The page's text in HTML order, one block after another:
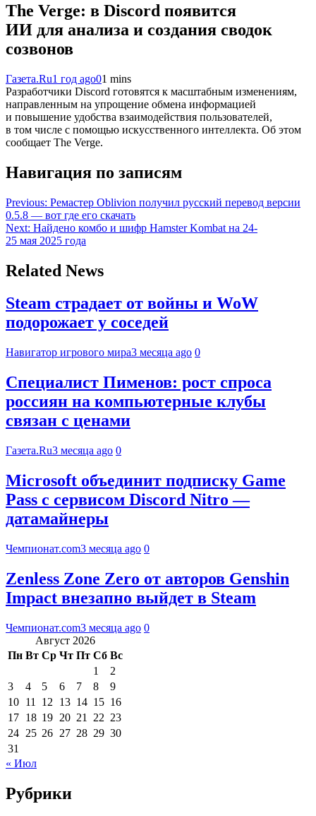
The Verge: в Discord появится
ИИ для анализа и создания сводок
созвонов
Газета.Ru1 год ago01 mins
Разработчики Discord готовятся к масштабным изменениям,
направленным на упрощение обмена информацией
и повышение удобства взаимодействия пользователей,
в том числе с помощью искусственного интеллекта. Об этом
сообщает The Verge.
Навигация по записям
Previous: Ремастер Oblivion получил русский перевод версии
0.5.8 — вот где его скачать
Next: Найдено комбо и шифр Hamster Kombat на 24-
25 мая 2025 года
Related News
Steam страдает от войны и WoW
подорожает у соседей
Навигатор игрового мира3 месяца ago 0
Специалист Пименов: рост спроса
россиян на компьютерные клубы
связан с ценами
Газета.Ru3 месяца ago 0
Microsoft объединит подписку Game
Pass с сервисом Discord Nitro —
датамайнеры
Чемпионат.com3 месяца ago 0
Zenless Zone Zero от авторов Genshin
Impact внезапно выйдет в Steam
Чемпионат.com3 месяца ago 0
Август 2026
Пн Вт Ср Чт Пт Сб Вс
1
2
3
4 5 6 7 8
9
10 11 12 13 14 15 16
17 18 19 20 21 22 23
24 25 26 27 28 29 30
31
« Июл
Рубрики